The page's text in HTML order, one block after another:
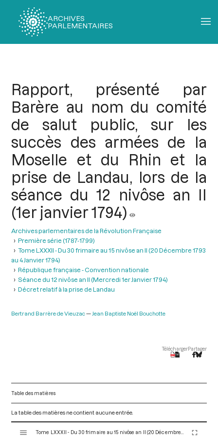
ARCHIVES
PARLEMENTAIRES
Rapport, présenté par
Barère au nom du comité
de salut public, sur les
succès des armées de la
Moselle et du Rhin et la
prise de Landau, lors de la
séance du 12 nivôse an II
(1er janvier 1794)
Archives parlementaires de la Révolution Française
Première série (1787-1799)
Tome LXXXII - Du 30 frimaire au 15 nivôse an II (20 Décembre 1793
au 4 Janvier 1794)
République française - Convention nationale
Séance du 12 nivôse an II (Mercredi 1er Janvier 1794)
Décret relatif à la prise de Landau
Bertrand Barrère de Vieuzac Jean Baptiste Noël Bouchotte
TéléchargerPartager
Table des matières
La table des matières ne contient aucune entrée.